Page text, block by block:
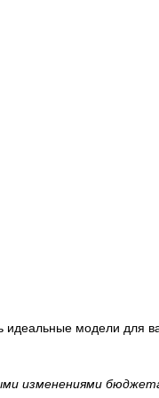
идеальные модели для
изменениями